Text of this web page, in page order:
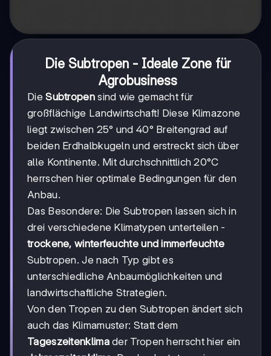
Die Subtropen - Ideale Zone für
Agrobusiness
DieSubtropensind wie gemacht für
großflächige Landwirtschaft! Diese Klimazone
liegt zwischen 25° und 40° Breitengrad auf
beiden Erdhalbkugeln und erstreckt sich über
alle Kontinente. Mit durchschnittlich 20°C
herrschen hier optimale Bedingungen für den
Anbau.
Das Besondere: Die Subtropen lassen sich in
drei verschiedene Klimatypen unterteilen -
trockene, winterfeuchte und immerfeuchte
Subtropen. Je nach Typ gibt es
unterschiedliche Anbaumöglichkeiten und
landwirtschaftliche Strategien.
Von den Tropen zu den Subtropen ändert sich
auch das Klimamuster: Statt dem
Tageszeitenklimader Tropen herrscht hier ein